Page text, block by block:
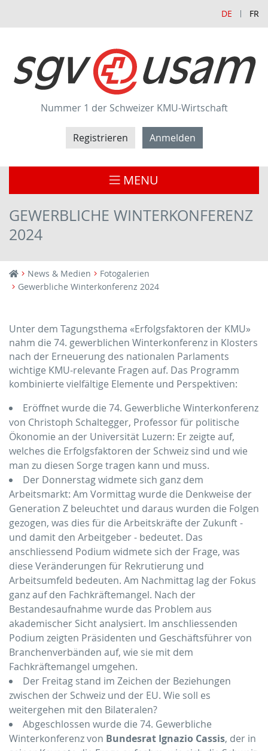
DE FR
Nummer 1 der Schweizer KMU-Wirtschaft
Registrieren Anmelden
MENU
GEWERBLICHE WINTERKONFERENZ
2024
News & Medien
Fotogalerien
Gewerbliche Winterkonferenz 2024
Unter dem Tagungsthema «Erfolgsfaktoren der KMU»
nahm die 74. gewerblichen Winterkonferenz in Klosters
nach der Erneuerung des nationalen Parlaments
wichtige KMU-relevante Fragen auf. Das Programm
kombinierte vielfältige Elemente und Perspektiven:
Eröffnet wurde die 74. Gewerbliche Winterkonferenz
von Christoph Schaltegger, Professor für politische
Ökonomie an der Universität Luzern: Er zeigte auf,
welches die Erfolgsfaktoren der Schweiz sind und wie
man zu diesen Sorge tragen kann und muss.
Der Donnerstag widmete sich ganz dem
Arbeitsmarkt: Am Vormittag wurde die Denkweise der
Generation Z beleuchtet und daraus wurden die Folgen
gezogen, was dies für die Arbeitskräfte der Zukunft -
und damit den Arbeitgeber - bedeutet. Das
anschliessend Podium widmete sich der Frage, was
diese Veränderungen für Rekrutierung und
Arbeitsumfeld bedeuten. Am Nachmittag lag der Fokus
ganz auf den Fachkräftemangel. Nach der
Bestandesaufnahme wurde das Problem aus
akademischer Sicht analysiert. Im anschliessenden
Podium zeigten Präsidenten und Geschäftsführer von
Branchenverbänden auf, wie sie mit dem
Fachkräftemangel umgehen.
Der Freitag stand im Zeichen der Beziehungen
zwischen der Schweiz und der EU. Wie soll es
weitergehen mit den Bilateralen?
Abgeschlossen wurde die 74. Gewerbliche
Winterkonferenz von Bundesrat Ignazio Cassis, der in